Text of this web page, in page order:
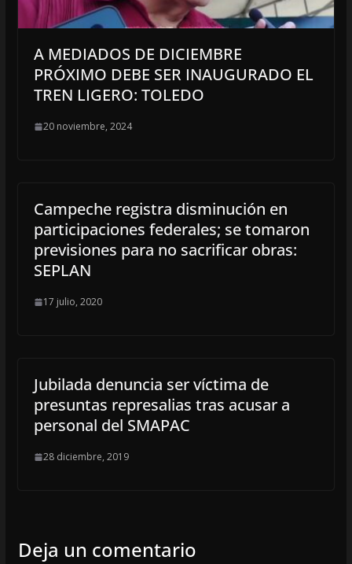
A MEDIADOS DE DICIEMBRE
PRÓXIMO DEBE SER INAUGURADO EL
TREN LIGERO: TOLEDO
20 noviembre, 2024
Campeche registra disminución en
participaciones federales; se tomaron
previsiones para no sacrificar obras:
SEPLAN
17 julio, 2020
Jubilada denuncia ser víctima de
presuntas represalias tras acusar a
personal del SMAPAC
28 diciembre, 2019
Deja un comentario